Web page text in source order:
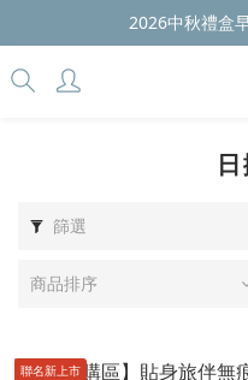
2026中秋禮盒
篩選
商品排序
聯名新上市